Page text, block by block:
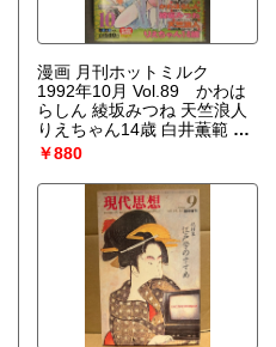
漫画 月刊ホットミルク
1992年10月 Vol.89 かわは
らしん 綾坂みつね 天竺浪人
りえちゃん14歳 白井薫範 佐
藤丸美 魔北葵
￥880